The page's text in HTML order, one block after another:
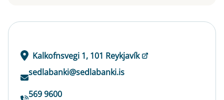
Kalkofnsvegi 1, 101 Reykjavík
sedlabanki@sedlabanki.is
569 9600